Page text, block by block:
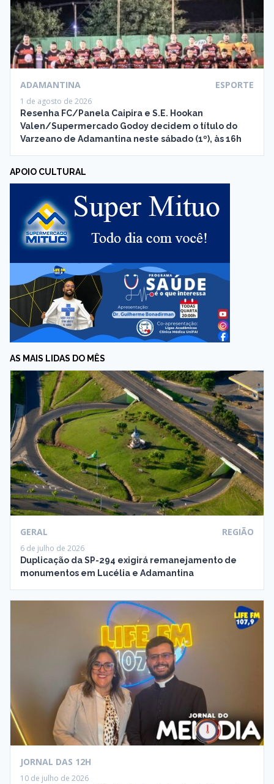
ADAMANTINA ESPORTE
1 de agosto de 2026
Resenha FC/Panela Caipira e S.E. Hookan
Valen/Supermercado Godoy decidem o título do
Varzeano de Adamantina neste sábado (1º), às 16h
APOIO CULTURAL
AS MAIS LIDAS DO MÊS
GERAL REGIÃO
6 de julho de 2026
Duplicação da SP-294 exigirá remanejamento de
monumentos em Lucélia e Adamantina
JORNAL DAS 12H
10 de julho de 2026